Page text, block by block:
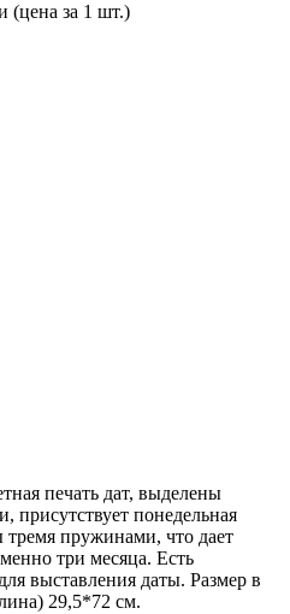
(цена за 1 шт.)
печать дат, выделены
понедельная
пружинами, что дает
три месяца. Есть
выставления даты. Размер в
29,5*72 см.